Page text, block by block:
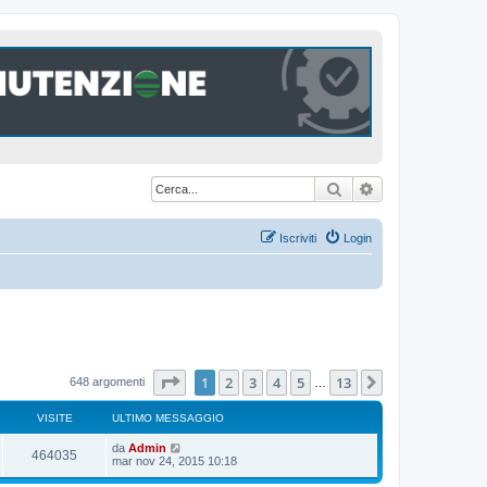
Cerca
Login
Iscriviti
648 argomenti Pagina1 di
1 2 3 4 5 13
VISITE ULTIMO MESSAGGIO
464035
i
U
l
da Admin
mar nov 24, 2015 10:18